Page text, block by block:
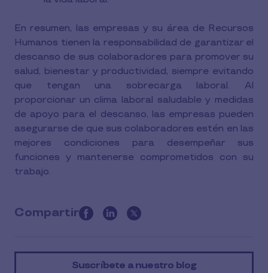
En resumen, las empresas y su área de Recursos
Humanos tienen la responsabilidad de garantizar el
descanso de sus colaboradores para promover su
salud, bienestar y productividad, siempre evitando
que tengan una sobrecarga laboral. Al
proporcionar un clima laboral saludable y medidas
de apoyo para el descanso, las empresas pueden
asegurarse de que sus colaboradores estén en las
mejores condiciones para desempeñar sus
funciones y mantenerse comprometidos con su
trabajo.
Compartir
this
on
Suscríbete a nuestro blog